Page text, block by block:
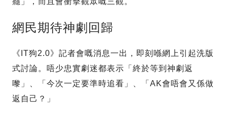
網民期待神劇回歸
《IT狗2.0》記者會嘅消息一出，即刻喺網上引起洗版
式討論。唔少忠實劇迷都表示「終於等到神劇返
嚟」、「今次一定要準時追看」、「AK會唔會又係做
返自己？」